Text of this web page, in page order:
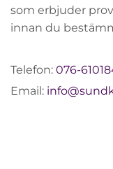
som erbjuder
innan du
Telefon: 076-
Email: